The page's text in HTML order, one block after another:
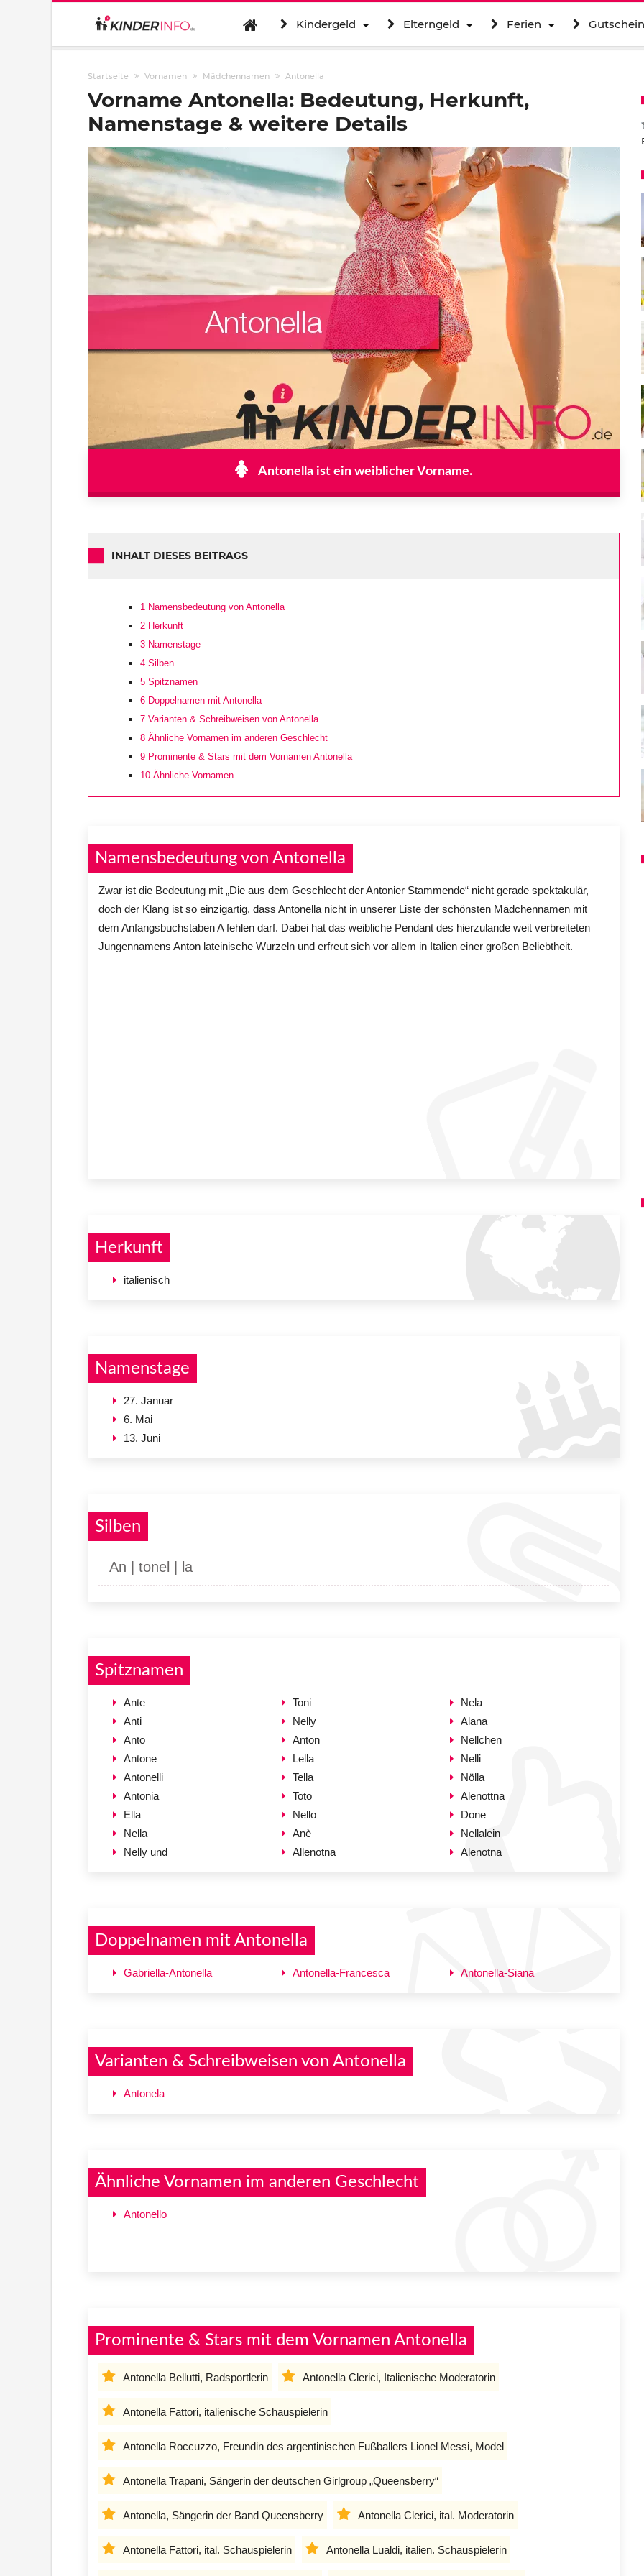
Kindergeld Elterngeld Ferien
Startseite Vornamen Mädchennamen Antonella
Vorname Antonella: Bedeutung, Herkunft,
Namenstage & weitere Details
Antonella ist ein weiblicher Vorname.
INHALT DIESES BEITRAGS
1 Namensbedeutung von Antonella
2 Herkunft
3 Namenstage
4 Silben
5 Spitznamen
6 Doppelnamen mit Antonella
7 Varianten & Schreibweisen von Antonella
8 Ähnliche Vornamen im anderen Geschlecht
9 Prominente & Stars mit dem Vornamen Antonella
10 Ähnliche Vornamen
Namensbedeutung von Antonella
Zwar ist die Bedeutung mit „Die aus dem Geschlecht der Antonier Stammende“ nicht gerade spektakulär,
doch der Klang ist so einzigartig, dass Antonella nicht in unserer Liste der schönsten Mädchennamen mit
dem Anfangsbuchstaben A fehlen darf. Dabei hat das weibliche Pendant des hierzulande weit verbreiteten
Jungennamens Anton lateinische Wurzeln und erfreut sich vor allem in Italien einer großen Beliebtheit.
Herkunft
italienisch
Namenstage
27. Januar
6. Mai
13. Juni
Silben
An | tonel | la
Spitznamen
Ante
Anti
Anto
Antone
Antonelli
Antonia
Ella
Nella
Nelly und
Toni
Nelly
Anton
Lella
Tella
Toto
Nello
Anè
Allenotna
Nela
Alana
Nellchen
Nelli
Nölla
Alenottna
Done
Nellalein
Alenotna
Doppelnamen mit Antonella
Gabriella-Antonella Antonella-Francesca Antonella-Siana
Varianten & Schreibweisen von Antonella
Antonela
Ähnliche Vornamen im anderen Geschlecht
Antonello
Prominente & Stars mit dem Vornamen Antonella
Antonella Bellutti, Radsportlerin Antonella Clerici, Italienische Moderatorin
Antonella Fattori, italienische Schauspielerin
Antonella Roccuzzo, Freundin des argentinischen Fußballers Lionel Messi, Model
Antonella Trapani, Sängerin der deutschen Girlgroup „Queensberry“
Antonella, Sängerin der Band Queensberry Antonella Clerici, ital. Moderatorin
Antonella Fattori, ital. Schauspielerin Antonella Lualdi, italien. Schauspielerin